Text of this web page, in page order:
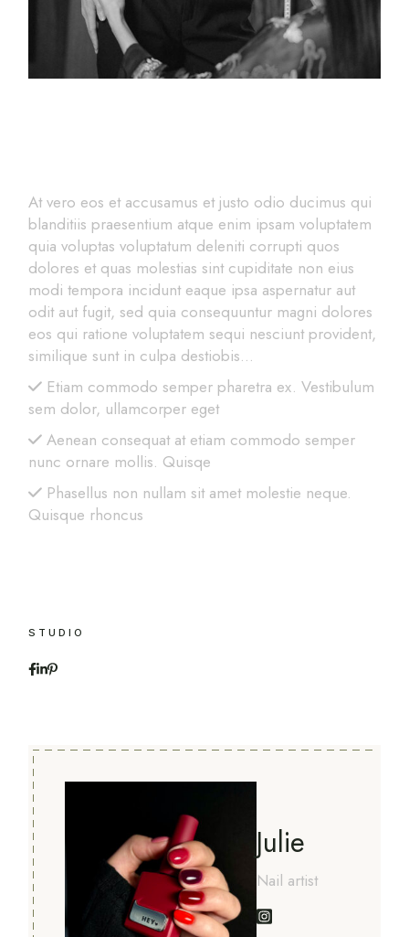
At vero eos et accusamus et justo odio ducimus qui
blanditiis praesentium atque enim ipsam voluptatem
quia voluptas voluptatum deleniti corrupti quos
dolores et quas molestias sint cupiditate non eius
modi tempora incidunt eaque ipsa aspernatur aut
odit aut fugit, sed quia consequuntur magni dolores
eos qui ratione voluptatem sequi nesciunt provident,
similique sunt in culpa destiobis…
Etiam commodo semper pharetra ex. Vestibulum
sem dolor, ullamcorper eget
Aenean consequat at etiam commodo semper
nunc ornare mollis. Quisqe
Phasellus non nullam sit amet molestie neque.
Quisque rhoncus
STUDIO
Julie
Nail artist